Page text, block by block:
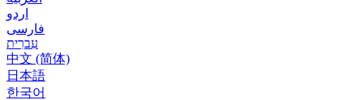
اردو
فارسی
עִברִית
中文 (简体)
日本語
한국어